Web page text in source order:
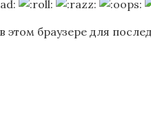
этом браузере для